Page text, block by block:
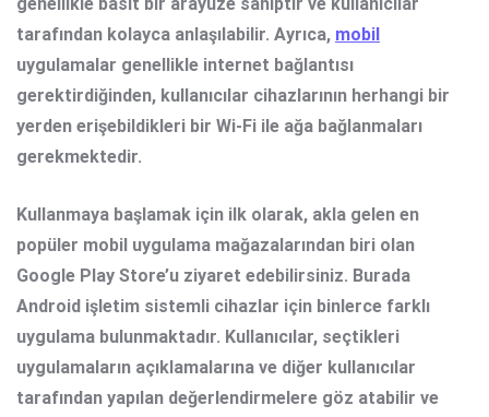
genellikle basit bir arayüze sahiptir ve kullanıcılar
tarafından kolayca anlaşılabilir. Ayrıca, mobil
uygulamalar genellikle internet bağlantısı
gerektirdiğinden, kullanıcılar cihazlarının herhangi bir
yerden erişebildikleri bir Wi-Fi ile ağa bağlanmaları
gerekmektedir.
Kullanmaya başlamak için ilk olarak, akla gelen en
popüler mobil uygulama mağazalarından biri olan
Google Play Store’u ziyaret edebilirsiniz. Burada
Android işletim sistemli cihazlar için binlerce farklı
uygulama bulunmaktadır. Kullanıcılar, seçtikleri
uygulamaların açıklamalarına ve diğer kullanıcılar
tarafından yapılan değerlendirmelere göz atabilir ve